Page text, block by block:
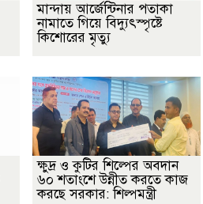
মান্দায় আর্জেন্টিনার পতাকা
নামাতে গিয়ে বিদ্যুৎস্পৃষ্টে
কিশোরের মৃত্যু
ক্ষুদ্র ও কুটির শিল্পের অবদান
৬০ শতাংশে উন্নীত করতে কাজ
করছে সরকার: শিল্পমন্ত্রী